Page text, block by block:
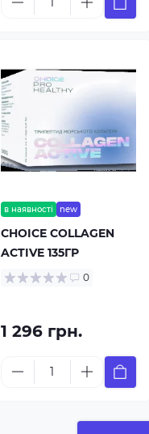
в наявності new
CHOICE COLLAGEN
ACTIVE 135ГР
0
1 296 грн.